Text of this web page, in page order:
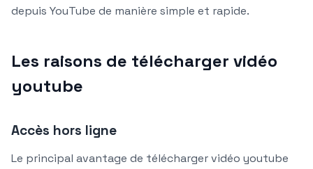
depuis YouTube de manière simple et rapide.
Les raisons de télécharger vidéo
youtube
Accès hors ligne
Le principal avantage de télécharger vidéo youtube